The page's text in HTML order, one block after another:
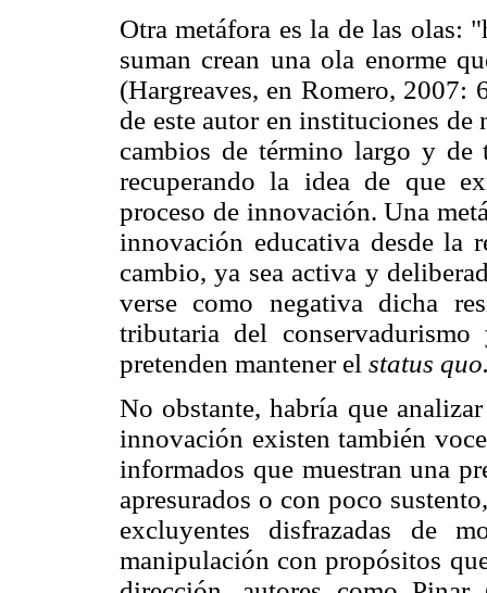
Otra metáfora es la de las olas:
suman crean una ola enorme
(Hargreaves, en Romero, 2007:
de este autor en instituciones
cambios de término largo y de
recuperando la idea de que
proceso de innovación. Una
innovación educativa desde la
cambio, ya sea activa y
verse como negativa dicha
tributaria del
pretenden mantener el status
No obstante, habría que
innovación existen también
informados que muestran una
apresurados o con poco
excluyentes disfrazadas de
manipulación con propósitos